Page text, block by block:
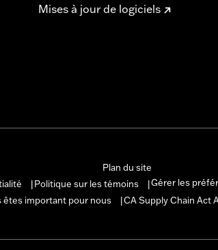
Mises à jour de logiciels
Plan du site
Politique sur les témoins Gérer les
êtes important pour nous
CA Supply Chain Act